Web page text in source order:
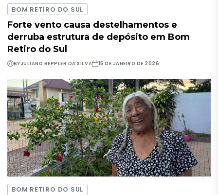
BOM RETIRO DO SUL
Forte vento causa destelhamentos e
derruba estrutura de depósito em Bom
Retiro do Sul
BYJULIANO BEPPLER DA SILVA 15 DE JANEIRO DE 2026
BOM RETIRO DO SUL